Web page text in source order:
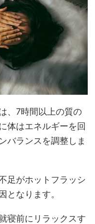
、7時間以上の質の
体はエネルギーを回
バランスを調整しま
足がホットフラッシ
となります。
寝前にリラックスす